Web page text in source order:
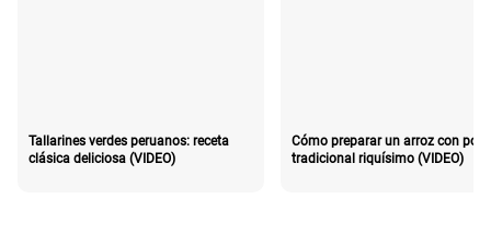
clásica deliciosa (VIDEO)
Cómo preparar un arroz con pollo
tradicional riquísimo (VIDEO)